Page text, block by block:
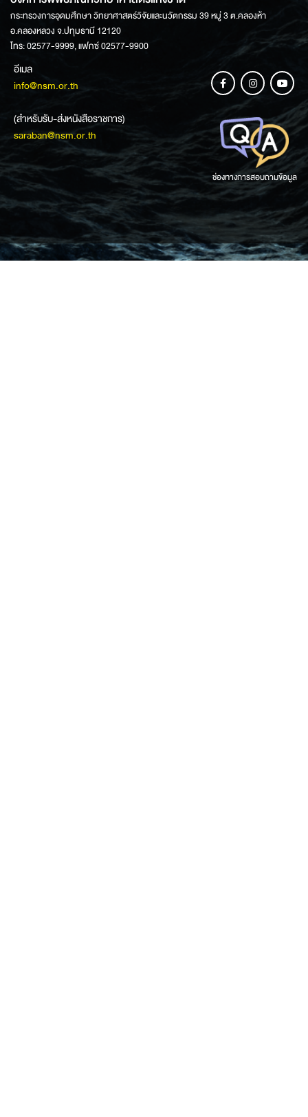
กระทรวงการอุดมศึกษา วิทยาศาสตร์วิจัยและนวัตกรรม 39 หมู่ 3 ต.คลองห้า
อ.คลองหลวง จ.ปทุมธานี 12120
โทร: 02577-9999, แฟกซ์ 02577-9900
อีเมล
info@nsm.or.th
(สำหรับรับ-ส่งหนังสือราชการ)
saraban@nsm.or.th
ช่องทางการสอบถามข้อมูล